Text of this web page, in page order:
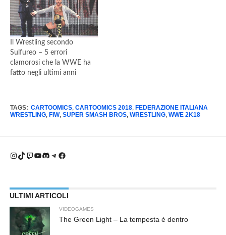
Il Wrestling secondo
Sulfureo – 5 errori
clamorosi che la WWE ha
fatto negli ultimi anni
TAGS: CARTOOMICS, CARTOOMICS 2018, FEDERAZIONE ITALIANA
WRESTLING, FIW, SUPER SMASH BROS, WRESTLING, WWE 2K18
Instagram
TikTok
Twitch
YouTube
Discord
Telegram
Facebook
ULTIMI ARTICOLI
VIDEOGAMES
The Green Light – La tempesta è dentro